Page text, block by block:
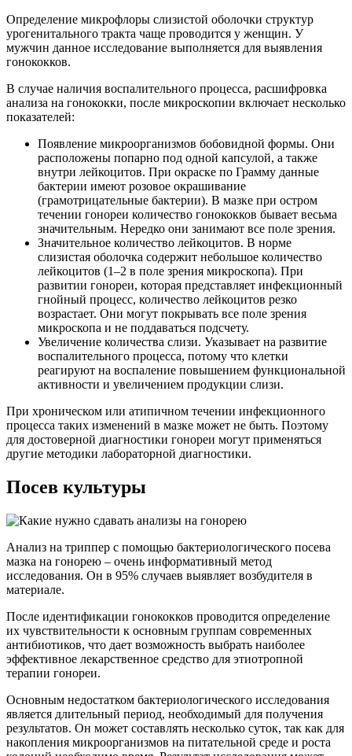
Определение микрофлоры слизистой оболочки структур
урогенитального тракта чаще проводится у женщин. У
мужчин данное исследование выполняется для выявления
гонококков.
В случае наличия воспалительного процесса, расшифровка
анализа на гонококки, после микроскопии включает несколько
показателей:
Появление микроорганизмов бобовидной формы. Они
расположены попарно под одной капсулой, а также
внутри лейкоцитов. При окраске по Грамму данные
бактерии имеют розовое окрашивание
(грамотрицательные бактерии). В мазке при остром
течении гонореи количество гонококков бывает весьма
значительным. Нередко они занимают все поле зрения.
Значительное количество лейкоцитов. В норме
слизистая оболочка содержит небольшое количество
лейкоцитов (1–2 в поле зрения микроскопа). При
развитии гонореи, которая представляет инфекционный
гнойный процесс, количество лейкоцитов резко
возрастает. Они могут покрывать все поле зрения
микроскопа и не поддаваться подсчету.
Увеличение количества слизи. Указывает на развитие
воспалительного процесса, потому что клетки
реагируют на воспаление повышением функциональной
активности и увеличением продукции слизи.
При хроническом или атипичном течении инфекционного
процесса таких изменений в мазке может не быть. Поэтому
для достоверной диагностики гонореи могут применяться
другие методики лабораторной диагностики.
Посев культуры
Анализ на триппер с помощью бактериологического посева
мазка на гонорею – очень информативный метод
исследования. Он в 95% случаев выявляет возбудителя в
материале.
После идентификации гонококков проводится определение
их чувствительности к основным группам современных
антибиотиков, что дает возможность выбрать наиболее
эффективное лекарственное средство для этиотропной
терапии гонореи.
Основным недостатком бактериологического исследования
является длительный период, необходимый для получения
результатов. Он может составлять несколько суток, так как для
накопления микроорганизмов на питательной среде и роста